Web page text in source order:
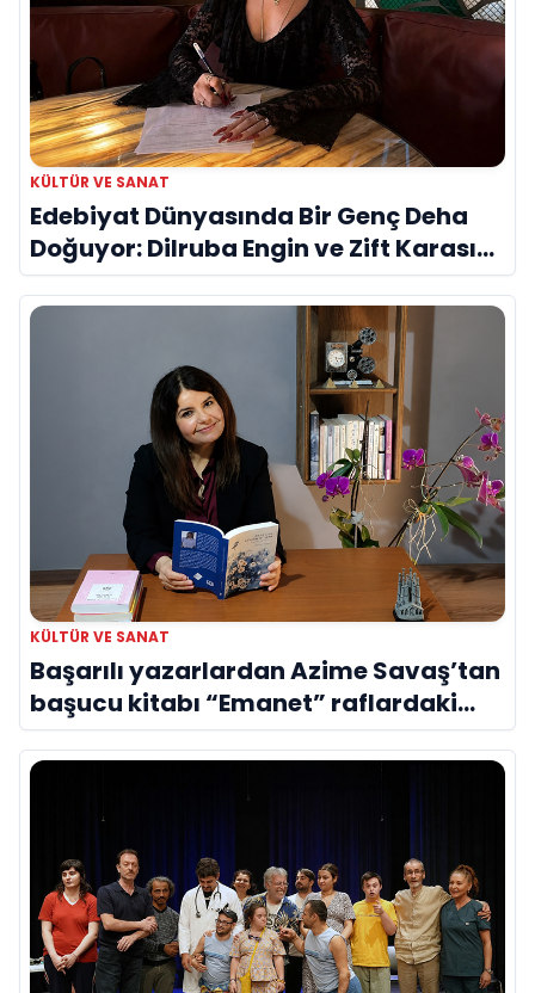
KÜLTÜR VE SANAT
Edebiyat Dünyasında Bir Genç Deha
Doğuyor: Dilruba Engin ve Zift Karası
Evreni ‘AVENOİR’
KÜLTÜR VE SANAT
Başarılı yazarlardan Azime Savaş’tan
başucu kitabı “Emanet” raflardaki
yerini aldı